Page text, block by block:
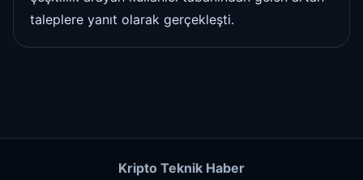
taleplere yanıt olarak gerçekleşti.
Kripto Teknik Haber